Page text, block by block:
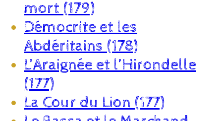
mort (179)
Démocrite et les
Abdéritains (178)
L’Araignée et l’Hirondelle
(177)
La Cour du Lion (177)